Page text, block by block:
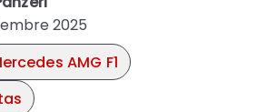
2025
AMG F1